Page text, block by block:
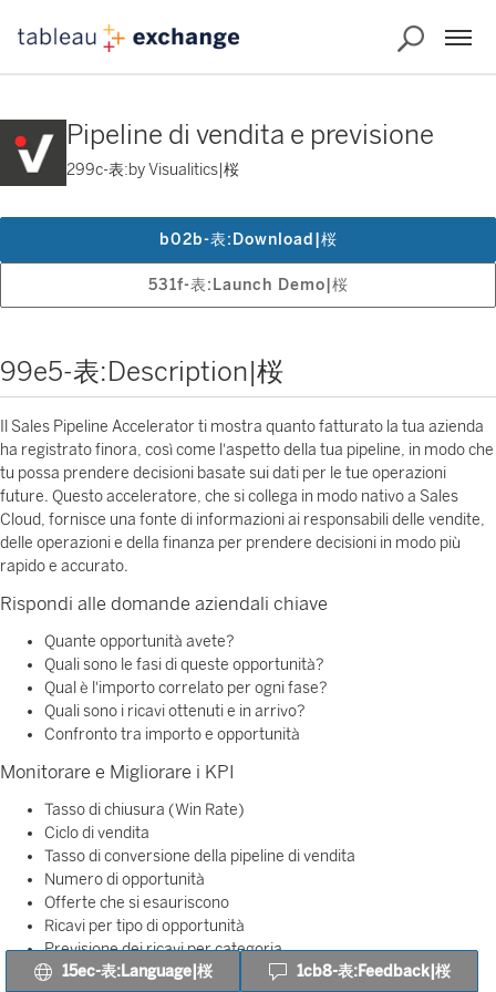
Pipeline di vendita e previsione
299c-表:by Visualitics|桜
531f-表:Launch Demo|桜
b02b-表:Download|桜
99e5-表:Description|桜
Il Sales Pipeline Accelerator ti mostra quanto fatturato la tua azienda
ha registrato finora, così come l'aspetto della tua pipeline, in modo che
tu possa prendere decisioni basate sui dati per le tue operazioni
future. Questo acceleratore, che si collega in modo nativo a Sales
Cloud, fornisce una fonte di informazioni ai responsabili delle vendite,
delle operazioni e della finanza per prendere decisioni in modo più
rapido e accurato.
Rispondi alle domande aziendali chiave
Quante opportunità avete?
Quali sono le fasi di queste opportunità?
Qual è l'importo correlato per ogni fase?
Quali sono i ricavi ottenuti e in arrivo?
Confronto tra importo e opportunità
Monitorare e Migliorare i KPI
Tasso di chiusura (Win Rate)
Ciclo di vendita
Tasso di conversione della pipeline di vendita
Numero di opportunità
Offerte che si esauriscono
Ricavi per tipo di opportunità
Previsione dei ricavi per categoria
Previsione di crescita dei ricavi
15ec-表:Language|桜 1cb8-表:Feedback|桜